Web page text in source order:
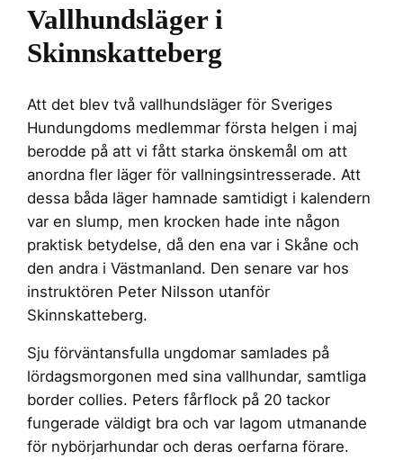
Vallhundsläger i
Skinnskatteberg
Att det blev två vallhundsläger för Sveriges
Hundungdoms medlemmar första helgen i maj
berodde på att vi fått starka önskemål om att
anordna fler läger för vallningsintresserade. Att
dessa båda läger hamnade samtidigt i kalendern
var en slump, men krocken hade inte någon
praktisk betydelse, då den ena var i Skåne och
den andra i Västmanland. Den senare var hos
instruktören Peter Nilsson utanför
Skinnskatteberg.
Sju förväntansfulla ungdomar samlades på
lördagsmorgonen med sina vallhundar, samtliga
border collies. Peters fårflock på 20 tackor
fungerade väldigt bra och var lagom utmanande
för nybörjarhundar och deras oerfarna förare.